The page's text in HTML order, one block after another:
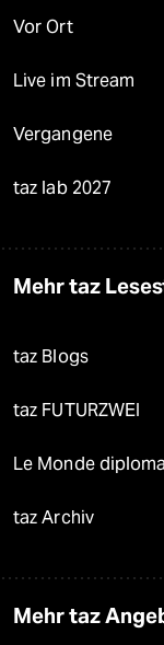
Vor Ort
Live im Stream
Vergangene
taz lab 2027
Mehr taz
taz Blogs
taz FUTURZWEI
Le Monde
taz Archiv
Mehr taz